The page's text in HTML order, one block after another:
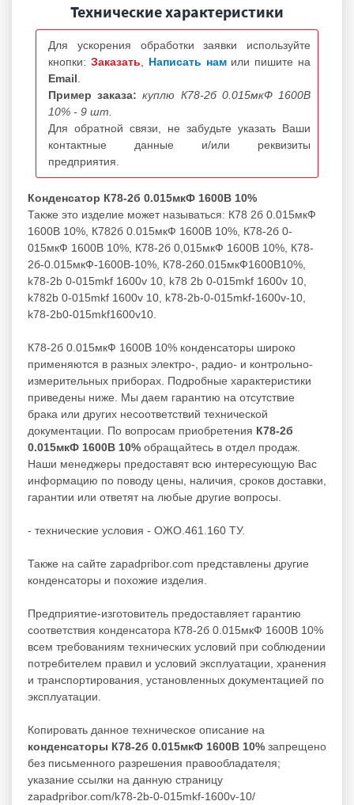
Технические характеристики
Для ускорения обработки заявки используйте
кнопки: Заказать Написать нам или пишите на
Email
Пример заказа: куплю К78-2б 0.015мкФ 1600В
10% - 9 шт.
Для обратной связи, не забудьте указать Ваши
контактные данные и/или реквизиты
предприятия.
Конденсатор К78-2б 0.015мкФ 1600В 10%
Также это изделие может называться: К78 2б 0.015мкФ
1600В 10%, К782б 0.015мкФ 1600В 10%, К78-2б 0-
015мкФ 1600В 10%, К78-2б 0,015мкФ 1600В 10%, К78-
2б-0.015мкФ-1600В-10%, К78-2б0.015мкФ1600В10%,
k78-2b 0-015mkf 1600v 10, k78 2b 0-015mkf 1600v 10,
k782b 0-015mkf 1600v 10, k78-2b-0-015mkf-1600v-10,
k78-2b0-015mkf1600v10.
К78-2б 0.015мкФ 1600В 10% конденсаторы широко
применяются в разных электро-, радио- и контрольно-
измерительных приборах. Подробные характеристики
приведены ниже. Мы даем гарантию на отсутствие
брака или других несоответствий технической
документации. По вопросам приобретения К78-2б
0.015мкФ 1600В 10% обращайтесь в отдел продаж.
Наши менеджеры предоставят всю интересующую Вас
информацию по поводу цены, наличия, сроков доставки,
гарантии или ответят на любые другие вопросы.
- технические условия - ОЖО.461.160 ТУ.
Также на сайте zapadpribor.com представлены другие
конденсаторы и похожие изделия.
Предприятие-изготовитель предоставляет гарантию
соответствия конденсатора К78-2б 0.015мкФ 1600В 10%
всем требованиям технических условий при соблюдении
потребителем правил и условий эксплуатации, хранения
и транспортирования, установленных документацией по
эксплуатации.
Копировать данное техническое описание на
конденсаторы К78-2б 0.015мкФ 1600В 10% запрещено
без письменного разрешения правообладателя;
указание ссылки на данную страницу
zapadpribor.com/k78-2b-0-015mkf-1600v-10/